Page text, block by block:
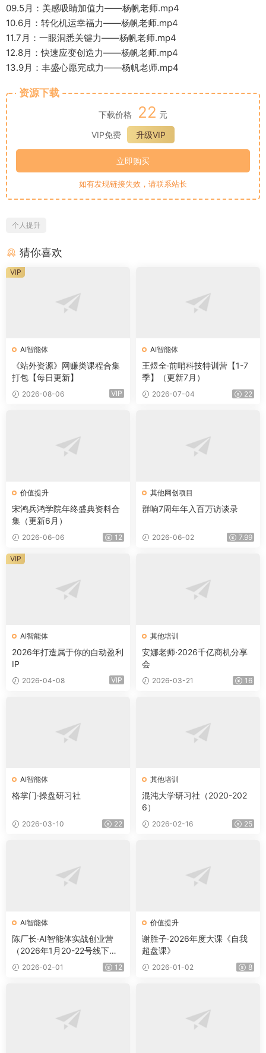
09.5月：美感吸睛加值力——杨帆老师.mp4
10.6月：转化机运幸福力——杨帆老师.mp4
11.7月：一眼洞悉关键力——杨帆老师.mp4
12.8月：快速应变创造力——杨帆老师.mp4
13.9月：丰盛心愿完成力——杨帆老师.mp4
资源下载
下载价格 22 元
VIP免费
升级VIP
立即购买
如有发现链接失效，请联系站长
个人提升
猜你喜欢
AI智能体
《站外资源》网赚类课程合集
打包【每日更新】
2026-08-06 VIP
VIP
AI智能体
王煜全·前哨科技特训营【1-7
季】（更新7月）
2026-07-04 22
价值提升
宋鸿兵鸿学院年终盛典资料合
集（更新6月）
2026-06-06 12
其他网创项目
群响7周年年入百万访谈录
2026-06-02 7.99
AI智能体
2026年打造属于你的自动盈利
IP
2026-04-08 VIP
VIP
其他培训
安娜老师·2026千亿商机分享
会
2026-03-21 16
AI智能体
格掌门·操盘研习社
2026-03-10 22
其他培训
混沌大学研习社（2020-202
6）
2026-02-16 25
AI智能体
陈厂长·AI智能体实战创业营
（2026年1月20-22号线下
课）2026-02-01 12
价值提升
谢胜子·2026年度大课《自我
超盘课》
2026-01-02 8